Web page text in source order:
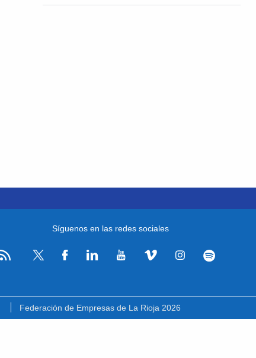
Síguenos en las redes sociales
Federación de Empresas de La Rioja 2026